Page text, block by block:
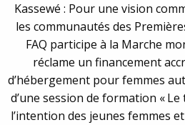
Kassewé : Pour une vision
les communautés des
FAQ participe à la Marche
réclame un financement
d’hébergement pour femmes
d’une session de formation «
l’intention des jeunes femmes